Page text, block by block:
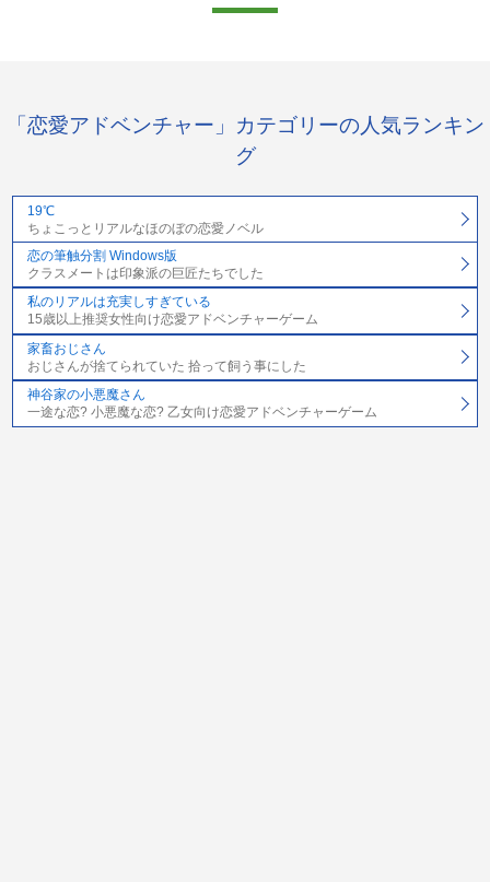
「恋愛アドベンチャー」カテゴリーの人気ランキン
グ
19℃
ちょこっとリアルなほのぼの恋愛ノベル
恋の筆触分割 Windows版
クラスメートは印象派の巨匠たちでした
私のリアルは充実しすぎている
15歳以上推奨女性向け恋愛アドベンチャーゲーム
家畜おじさん
おじさんが捨てられていた 拾って飼う事にした
神谷家の小悪魔さん
一途な恋? 小悪魔な恋? 乙女向け恋愛アドベンチャーゲーム